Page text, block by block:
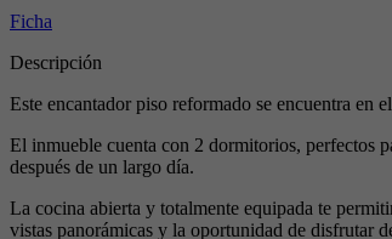
Ficha
Descripción
Este encantador piso reformado se encuentra en
El inmueble cuenta con 2 dormitorios, perfectos
después de un largo día.
La cocina abierta y totalmente equipada te
vistas panorámicas y la oportunidad de disfrutar